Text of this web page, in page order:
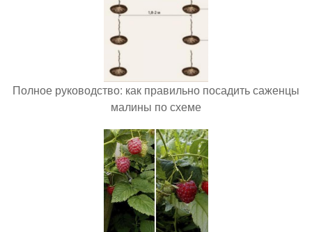
Полное руководство: как правильно посадить саженцы
малины по схеме